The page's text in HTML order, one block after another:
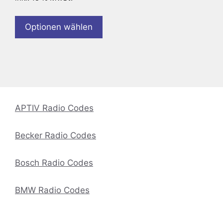
Optionen wählen
APTIV Radio Codes
Becker Radio Codes
Bosch Radio Codes
BMW Radio Codes